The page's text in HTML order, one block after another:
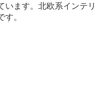
います。北欧系インテリ
。